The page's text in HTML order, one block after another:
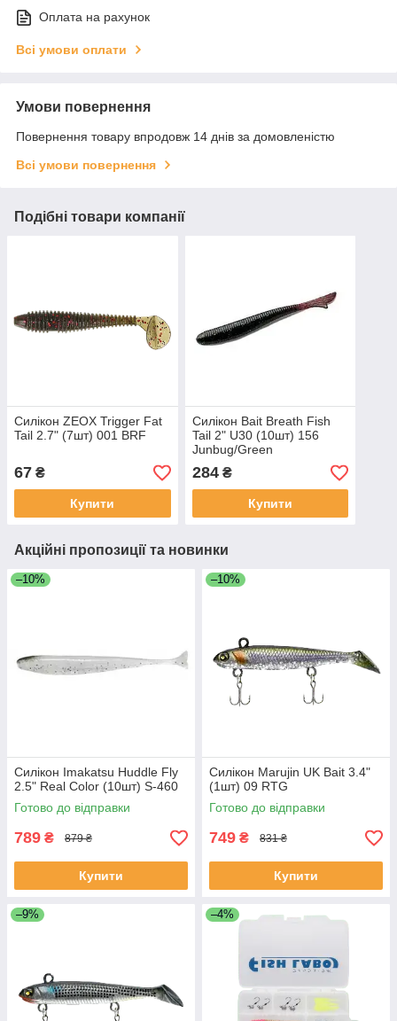
Оплата на рахунок
Всі умови оплати
Умови повернення
Повернення товару впродовж 14 днів за домовленістю
Всі умови повернення
Подібні товари компанії
Силікон ZEOX Trigger Fat
Tail 2.7" (7шт) 001 BRF
67 ₴
Купити
Силікон Bait Breath Fish
Tail 2" U30 (10шт) 156
Junbug/Green
284₴
Купити
Акційні пропозиції та новинки
–10%
Силікон Imakatsu Huddle Fly
2.5" Real Color (10шт) S-460
Готово до відправки
789 ₴ 879 ₴
Купити
–10%
Силікон Marujin UK Bait 3.4"
(1шт) 09 RTG
Готово до відправки
749 ₴ 831 ₴
Купити
–9% –4%